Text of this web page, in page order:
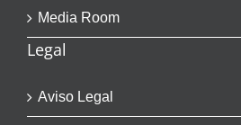
Media Room
Legal
Aviso Legal